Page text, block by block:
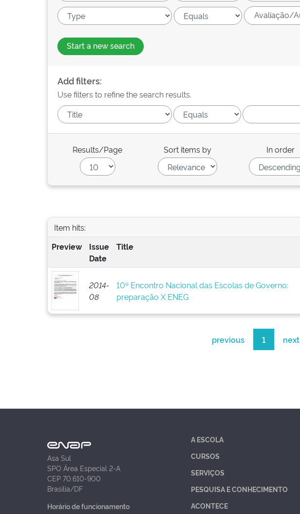
Start a new search
Add filters:
Use filters to refine the search results.
Results/Page Sort items by In order
Item hits:
Preview
Issue
Date
Title
2014-
08
10º Encontro Nacional das Escolas de Governo:
preparação X ENEG
previous 1 next
Asa Sul
SPO Área Especial 2-A
CEP 70.610-900
Brasília/DF
Horário de funcionamento
A ESCOLA
CURSOS
SERVIÇOS
PESQUISA E CONHECIMENTO
ACONTECE